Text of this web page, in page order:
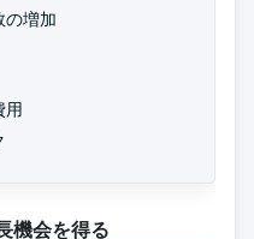
の増加
用
機会を得る